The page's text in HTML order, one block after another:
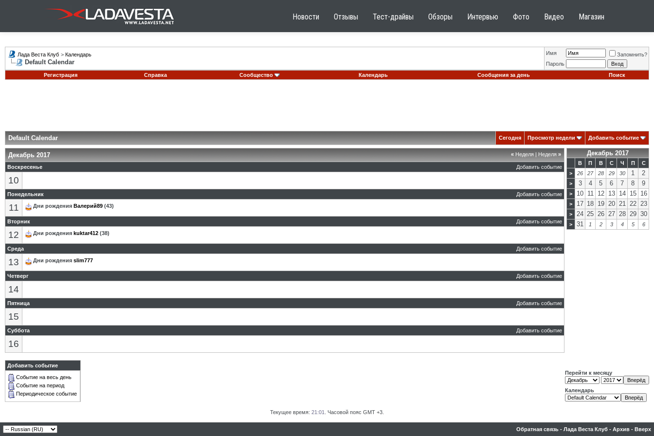
Новости Отзывы Тест-драйвы Обзоры Интервью Фото Видео Магазин
Лада Веста Клуб > Календарь
Default Calendar
Имя
Запомнить?
Пароль
Регистрация
Справка Сообщество Календарь Сообщения за день Поиск
Default Calendar Сегодня Просмотр недели Добавить событие
« Неделя | Неделя »
Декабрь 2017
Добавить событие
Воскресенье
10
Добавить событие
Понедельник
11 Дни рождения Валерий89 (43)
Добавить событие
Вторник
12 Дни рождения kuktar412 (38)
Добавить событие
Среда
13 Дни рождения slim777
Добавить событие
Четверг
14
Добавить событие
Пятница
15
Добавить событие
Суббота
16
Декабрь 2017
В П В С Ч П
С
>
26 27 28 29 30 1 2
> 3 4 5 6 7 8 9
> 10 11 12 13 14 15 16
> 17 18 19 20 21 22 23
> 24 25 26 27 28 29 30
> 31 1 2 3 4 5 6
Добавить событие
Событие на весь день
Событие на период
Периодическое событие
Перейти к месяцу
Календарь
Текущее время: 21:01 . Часовой пояс GMT +3.
Обратная связь - Лада Веста Клуб - Архив - Вверх